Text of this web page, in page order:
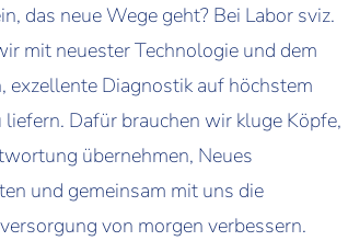
das neue Wege geht? Bei Labor sviz.
mit neuester Technologie und dem
exzellente Diagnostik auf höchstem
liefern. Dafür brauchen wir kluge Köpfe,
übernehmen, Neues
und gemeinsam mit uns die
von morgen verbessern.